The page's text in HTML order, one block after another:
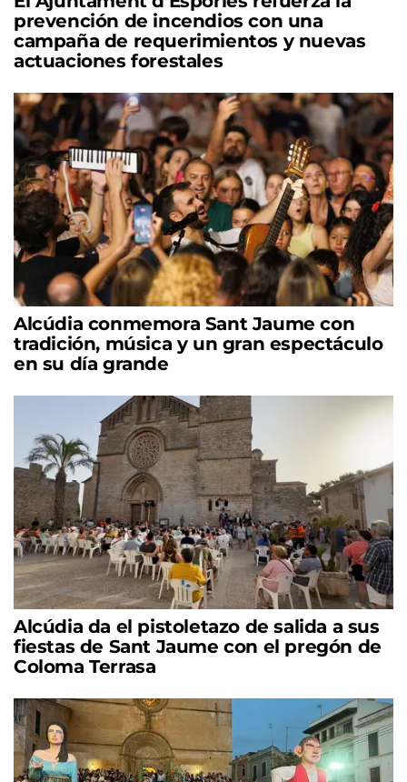
prevención de incendios con una
campaña de requerimientos y nuevas
actuaciones forestales
Alcúdia conmemora Sant Jaume con
tradición, música y un gran espectáculo
en su día grande
Alcúdia da el pistoletazo de salida a sus
fiestas de Sant Jaume con el pregón de
Coloma Terrasa